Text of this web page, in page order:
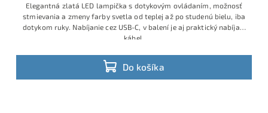
Do košíka
Elegantná zlatá LED lampička s dotykovým ovládaním, možnosť
stmievania a zmeny farby svetla od teplej až po studenú bielu, iba
dotykom ruky. Nabíjanie cez USB-C, v balení je aj praktický nabíjací
kábel.